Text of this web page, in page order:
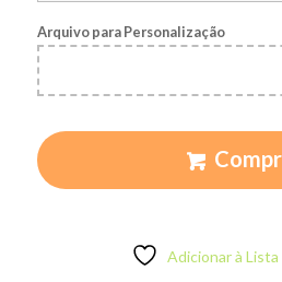
Arquivo para Personalização
Adicionar à